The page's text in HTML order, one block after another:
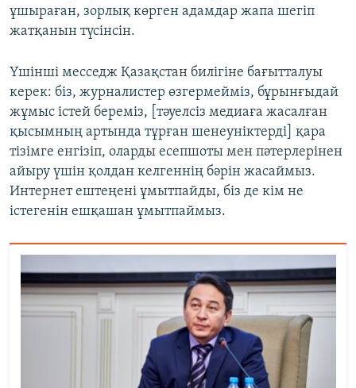
ұшыраған, зорлық көрген адамдар жапа шегіп
жатқанын түсінсін.
Үшінші месседж Қазақстан билігіне бағытталуы
керек: біз, журналистер өзгермейміз, бұрынғыдай
жұмыс істей береміз, [тәуелсіз медиаға жасалған
қысымның артында тұрған шенеуніктерді] қара
тізімге енгізіп, оларды есепшоты мен пәтерлерінен
айыру үшін қолдан келгеннің бәрін жасаймыз.
Интернет ештеңені ұмытпайды, біз де кім не
істегенін ешқашан ұмытпаймыз.